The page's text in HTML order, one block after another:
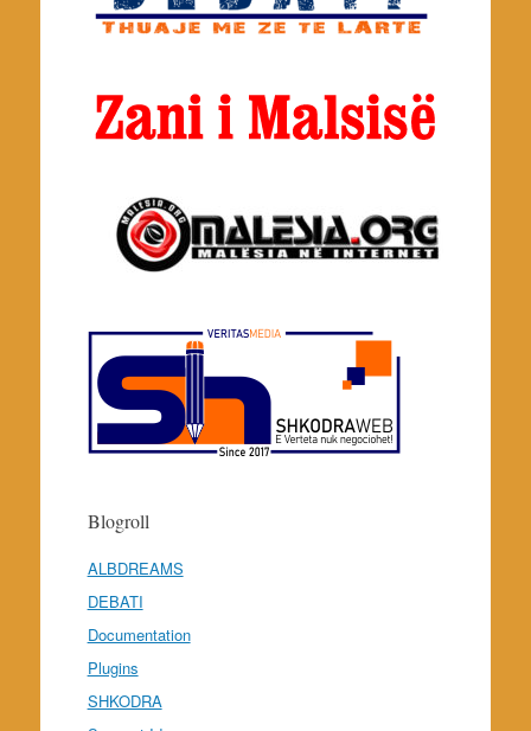
Blogroll
ALBDREAMS
DEBATI
Documentation
Plugins
SHKODRA